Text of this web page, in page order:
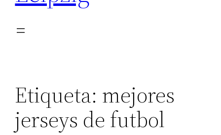
Etiqueta: mejores
jerseys de futbol